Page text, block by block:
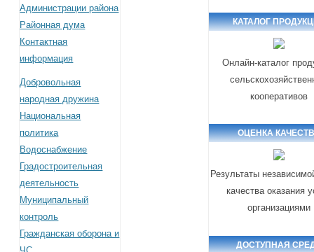
Администрации района
Районная дума
Контактная
информация
Добровольная
народная дружина
Национальная
политика
Водоснабжение
Градостроительная
деятельность
Муниципальный
контроль
Гражданская оборона и
КАТАЛОГ
Онлайн-каталог
кооперативов
ОЦЕНКА
Результаты
качества оказания
организациями
ДОСТУПНАЯ